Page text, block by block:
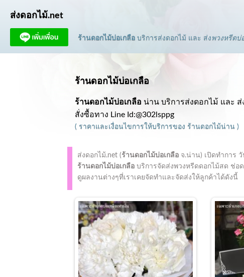
ส่งดอกไม้.net
ร้านดอกไม้บ่อเกลือ บริการส่งดอกไม้ และ ส่ง พวงหรีดบ่
ร้านดอกไม้บ่อเกลือ
ร้านดอกไม้บ่อเกลือ น่าน บริการส่งดอกไม้ และ ส่
สั่งซื้อทาง Line Id:@302lsppg
( ราคาและเงื่อนไขการให้บริการของ ร้านดอกไม้น่าน )
ส่งดอกไม้.net (ร้านดอกไม้บ่อเกลือ จ.น่าน) เปิดทำการ วั
ร้านดอกไม้บ่อเกลือ บริการจัดส่งพวงหรีดดอกไม้สด ช่อ
ดูผลงานต่างๆที่เราเคยจัดทำและจัดส่งให้ลูกค้าได้ดังนี้